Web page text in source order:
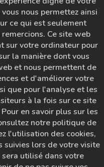
nous permettez ainsi
ce qui est seulement
Ce site web
sur votre ordinateur pour
la manière dont vous
et nous permettent de
et d'améliorer votre
que pour l'analyse et les
à la fois sur ce site
en savoir plus sur les
notre politique de
l'utilisation des cookies,
suivies lors de votre visite
utilisé dans votre